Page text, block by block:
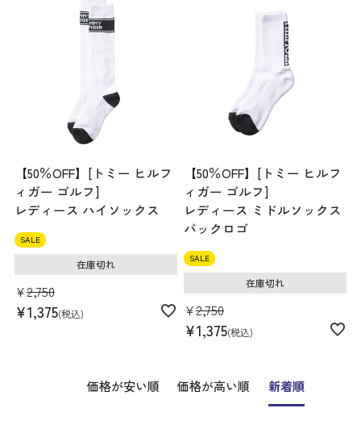
【50％OFF】[トミー ヒルフ
ィガー ゴルフ]
レディース ハイソックス
SALE
¥2,750
¥1,375 税込
在庫切れ
【50％OFF】[トミー ヒルフ
ィガー ゴルフ]
レディース ミドルソックス
バックロゴ
SALE
¥2,750
¥1,375 税込
在庫切れ
価格が安い順 価格が高い順 新着順